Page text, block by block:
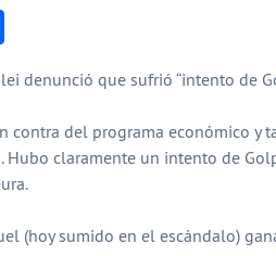
Compartir
denunció que sufrió “intento de
contra del programa económico y
claramente un intento de
(hoy sumido en el escándalo)